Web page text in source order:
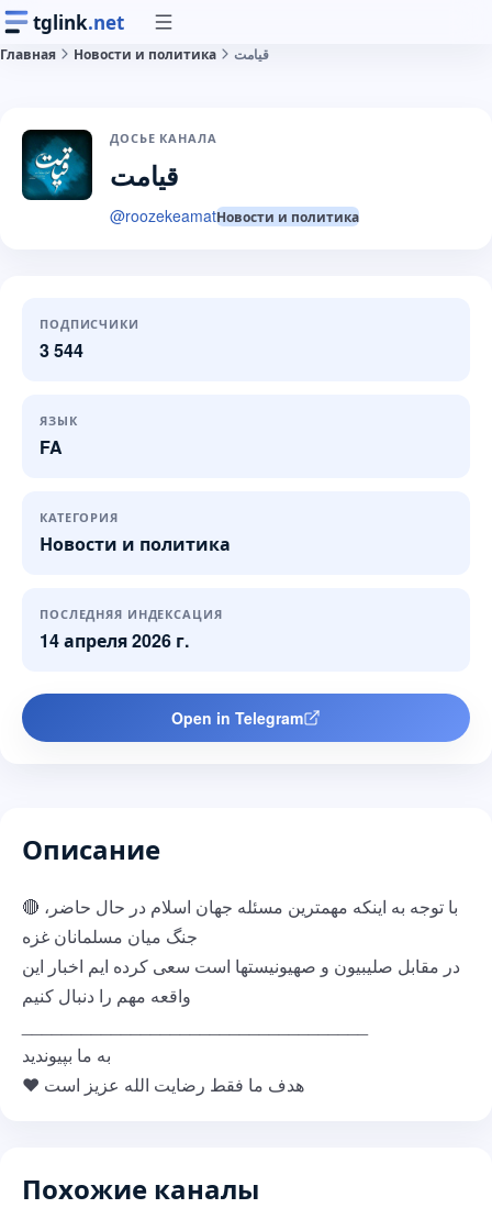
tglink.net
Главная Новости и политика قیامت
ДОСЬЕ КАНАЛА
قیامت
@roozekeamatНовости и политика
ПОДПИСЧИКИ
3 544
ЯЗЫК
FA
КАТЕГОРИЯ
Новости и политика
ПОСЛЕДНЯЯ ИНДЕКСАЦИЯ
14 апреля 2026 г.
Open in Telegram
Описание
🔴 با توجه به اینکه مهمترین مسئله جهان اسلام در حال حاضر،
جنگ میان مسلمانان غزه
در مقابل صلیبیون و صهیونیستها است سعی کرده ایم اخبار این
واقعه مهم را دنبال کنیم
به ما بپیوندید
❤ هدف ما فقط رضایت الله عزیز است
Похожие каналы